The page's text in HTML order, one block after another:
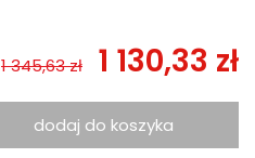
1 345,63 zł 1 130,33 zł
dodaj do koszyka